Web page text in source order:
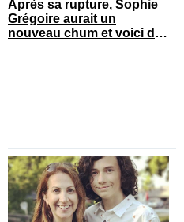
Après sa rupture, Sophie
Grégoire aurait un
nouveau chum et voici de